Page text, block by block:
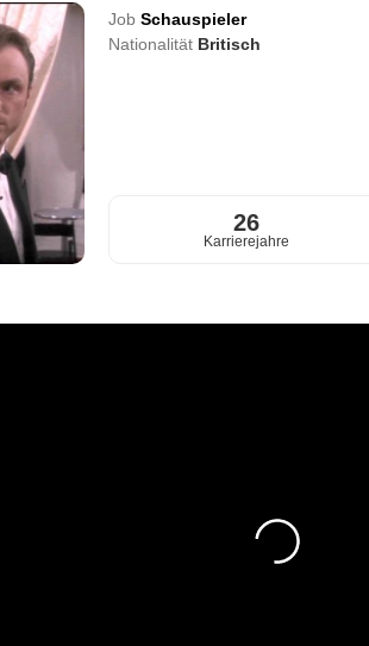
Job Schauspieler
Nationalität Britisch
26
Karrierejahre